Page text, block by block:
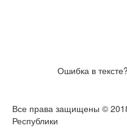
Ошибка в
Все права защищены ©
Республики